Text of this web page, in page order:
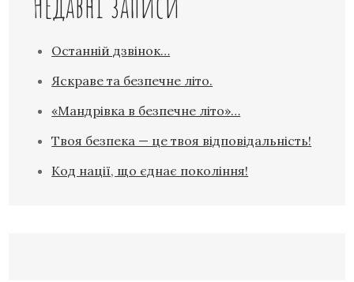
Останній дзвінок…
Яскраве та безпечне літо.
«Мандрівка в безпечне літо»…
Твоя безпека — це твоя відповідальність!
Код нації, що єднає покоління!